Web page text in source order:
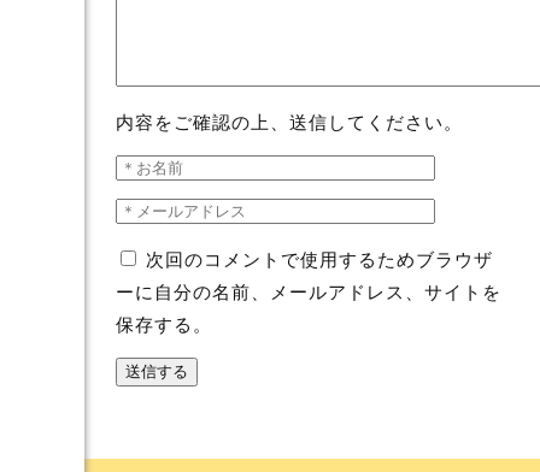
内容をご確認の上、送信してください。
次回のコメントで使用するためブラウザ
ーに自分の名前、メールアドレス、サイトを
保存する。